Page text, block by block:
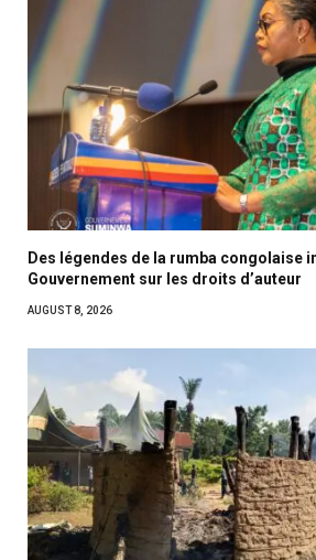
Des légendes de la rumba congolaise
Gouvernement sur les droits d’auteur
AUGUST 8, 2026